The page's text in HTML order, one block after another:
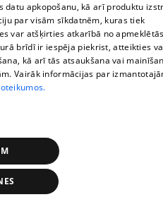
Duets Sandra. Par solisti
Время
apkopošanu, kā arī produktu
par visām sīkdatnēm, kuras tiek
var atšķirties atkarībā no
brīdī ir iespēja piekrist, atteikties
kā arī tās atsaukšana vai
Vairāk informācijas par